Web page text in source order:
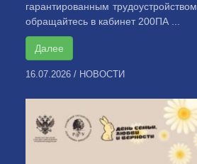
гарантированным
обращайтесь в кабинет 200ПА ...
Далее
16.07.2026 / НОВОСТИ